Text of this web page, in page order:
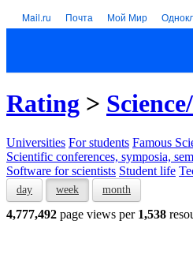
Mail.ru Почта Мой Мир
Rating >
Universities For students Famous
Scientific conferences, symposia,
Software for scientists Student life
day week month
4,777,492 page views per 1,538